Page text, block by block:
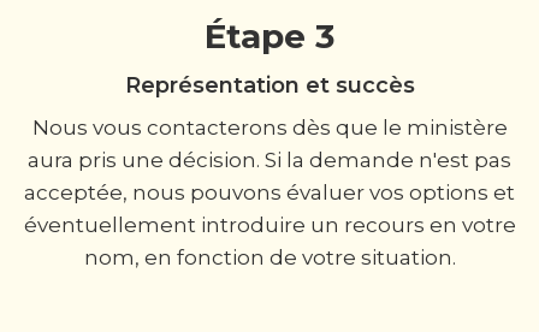
Étape 3
Représentation et succès
Nous vous contacterons dès que le ministère
aura pris une décision. Si la demande n'est pas
acceptée, nous pouvons évaluer vos options et
éventuellement introduire un recours en votre
nom, en fonction de votre situation.